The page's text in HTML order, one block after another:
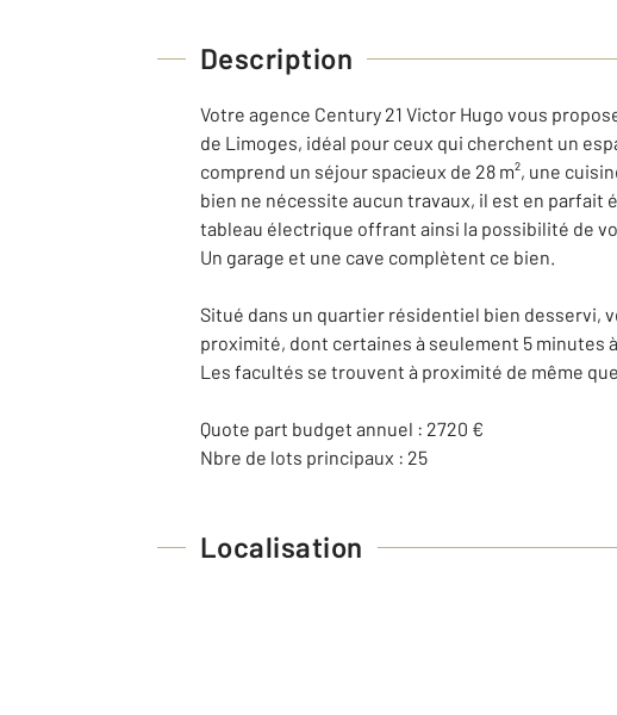
Description
Votre agence Century 21 Victor Hugo vous
de Limoges, idéal pour ceux qui cherchent un
comprend un séjour spacieux de 28 m², une
bien ne nécessite aucun travaux, il est en parfait
tableau électrique offrant ainsi la possibilité de
Un garage et une cave complètent ce bien.
Situé dans un quartier résidentiel bien desservi,
proximité, dont certaines à seulement 5 minutes
Les facultés se trouvent à proximité de même
Quote part budget annuel : 2720 €
Nbre de lots principaux : 25
Localisation